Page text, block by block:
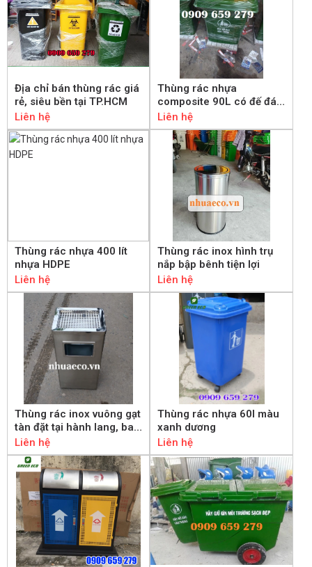
Địa chỉ bán thùng rác giá
rẻ, siêu bền tại TP.HCM
Liên hệ
Thùng rác nhựa
composite 90L có đế đá,
nắp đẩy phía trước
Liên hệ
Thùng rác nhựa 400 lít
nhựa HDPE
Liên hệ
Thùng rác inox hình trụ
nắp bập bênh tiện lợi
Liên hệ
Thùng rác inox vuông gạt
tàn đặt tại hành lang, ban
công khách sạn
Liên hệ
Thùng rác nhựa 60l màu
xanh dương
Liên hệ